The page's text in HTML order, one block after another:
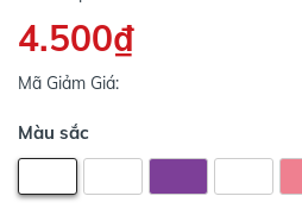
4.500₫
Mã Giảm Giá:
Màu sắc